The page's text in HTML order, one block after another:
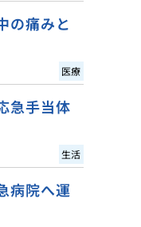
の痛みと
医療
急手当体
生活
病院へ運